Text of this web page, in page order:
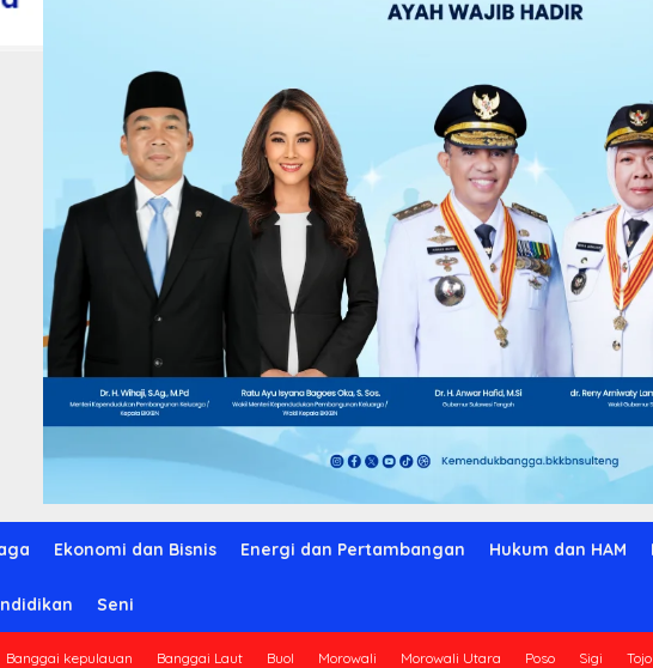
Ekonomi dan Bisnis Energi dan Pertambangan Hukum dan HAM
Seni
Banggai kepulauan Banggai Laut Buol Morowali Morowali Utara Poso Sigi